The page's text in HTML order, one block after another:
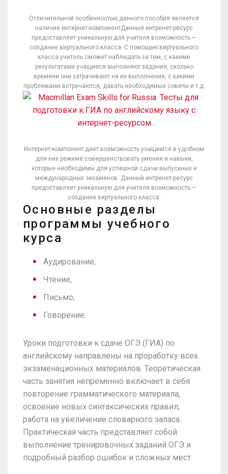
Отличительной особенностью данного пособия является
наличие интернет-компонентДанный интренет-ресурс
предоставляет уникальную для учителя возможность —
создание виртуального класса. С помощью виртуального
класса учитель сможет наблюдать за тем, с какими
результатами учащиеся выполняют задания, сколько
времени они затрачивают на их выполнение, с какими
проблемами встречаются, давать необходимые советы и т.д.
Интернет-компонент дает возможность учащимся в удобном
для них режиме совершенствовать умения и навыки,
которые необходимы для успешной сдачи выпускных и
международных экзаменов. Данный интренет-ресурс
предоставляет уникальную для учителя возможность —
создание виртуального класса.
Основные разделы
программы учебного
курса
Аудирование,
Чтение,
Письмо,
Говорение.
Уроки подготовки к сдаче ОГЭ (ГИА) по
английскому направлены на проработку всех
экзаменационных материалов. Теоретическая
часть занятия непременно включает в себя
повторение грамматического материала,
освоение новых синтаксических правил,
работа на увеличение словарного запаса.
Практическая часть представляет собой
выполнение тренировочных заданий ОГЭ и
подробный разбор ошибок и сложных мест.